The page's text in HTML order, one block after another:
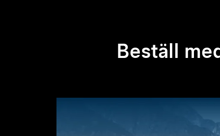
Beställ